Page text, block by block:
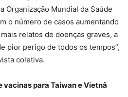
Organização Mundial da Saúde
o número de casos aumentando
relatos de doenças graves, a
pior perigo de todos os tempos”,
coletiva.
vacinas para Taiwan e Vietnã